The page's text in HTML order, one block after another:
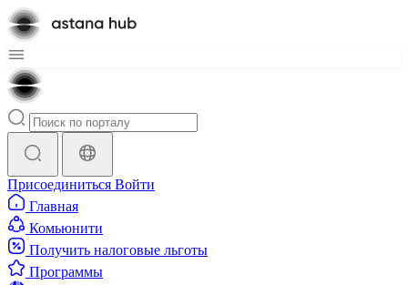
Присоединиться Войти
Главная
Комьюнити
Получить налоговые льготы
Программы